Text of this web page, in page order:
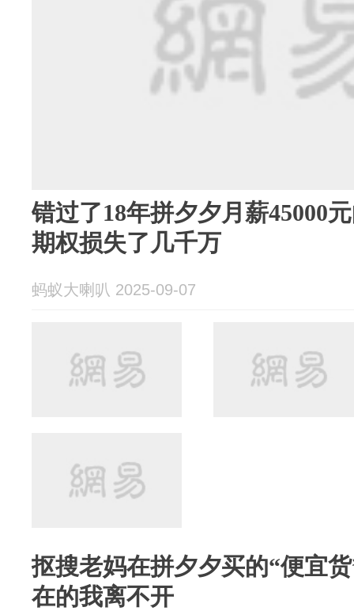
错过了18年拼夕夕月薪45000
期权损失了几千万
蚂蚁大喇叭 2025-09-07
抠搜老妈在拼夕夕买的“便宜
在的我离不开